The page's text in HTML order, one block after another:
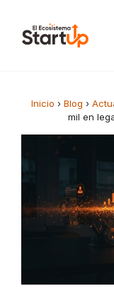
Inicio › Blog ›
mil en